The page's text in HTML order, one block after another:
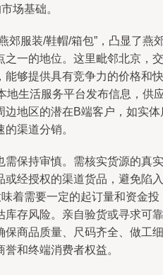
场基础。
郊服装/鞋帽/箱包”，凸显了燕
之一的地位。这里毗邻北京，交
能够提供具有竞争力的价格和快
地生活服务平台发布信息，供
地区的潜在B端客户，如实体
渠道分销。
需保持审慎。需核实货源的真实
或经授权的渠道货品，避免陷入
着需要一定的起订量和资金投
库存风险。亲自验货或寻求可靠
保商品质量、尺码齐全、做工细
和终端消费者权益。